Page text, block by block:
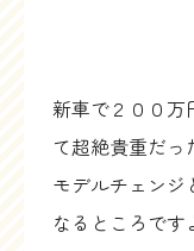
新車で２００万
て超絶貴重だ
モデルチェンジ
なるところです